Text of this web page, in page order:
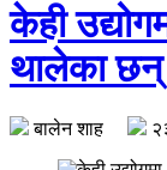
केही
थालेका छन्
बालेन शाह